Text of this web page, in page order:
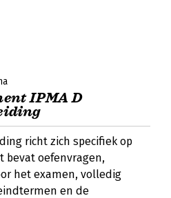
IPMA D
richt zich specifiek op
bevat oefenvragen,
het examen, volledig
en de